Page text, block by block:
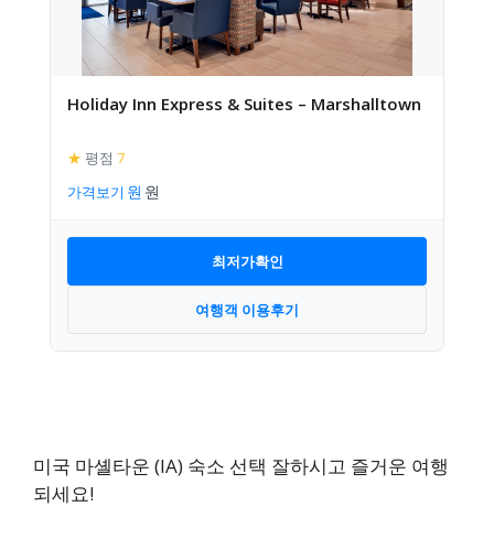
Holiday Inn Express & Suites – Marshalltown
★ 평점 7
가격보기
최저가확인
여행객 이용후기
미국 마셸타운 (IA) 숙소 선택 잘하시고 즐거운 여행
되세요!